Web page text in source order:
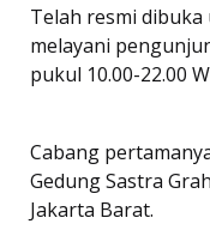
Telah resmi dibuka
melayani
pukul 10.00-22.00
Cabang
Gedung Sastra
Jakarta Barat.